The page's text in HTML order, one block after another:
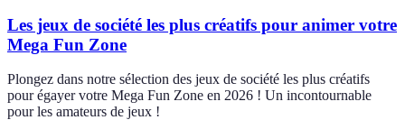
Les jeux de société les plus créatifs pour animer votre
Mega Fun Zone
Plongez dans notre sélection des jeux de société les plus créatifs
pour égayer votre Mega Fun Zone en 2026 ! Un incontournable
pour les amateurs de jeux !